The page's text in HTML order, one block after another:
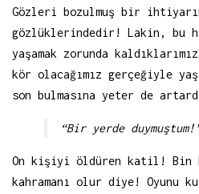
Gözleri bozulmuş bir
gözlüklerindedir! Lakin, bu
yaşamak zorunda
kör olacağımız gerçeğiyle
son bulmasına yeter de
“Bir yerde
On kişiyi öldüren katil! Bin
kahramanı olur diye! Oyunu